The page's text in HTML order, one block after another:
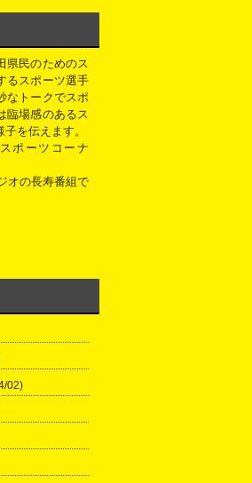
県民のためのス
るスポーツ選手
なトークでスポ
臨場感のあるス
を伝えます。
ポーツコーナ
オの長寿番組で
02)